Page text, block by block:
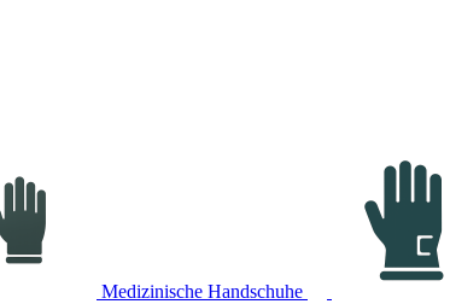
Medizinische Handschuhe